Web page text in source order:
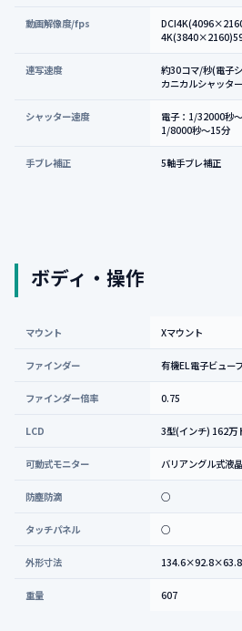
動画解像度/fps
連写速度
約30コマ/秒(電子
カニカルシャッタ
シャッター速度
電子：1/32000秒
1/8000秒～15分
手ブレ補正 5軸手ブレ補正
ボディ・操作
マウント Xマウント
ファインダー 有機EL電子ビュー
ファインダー倍率 0.75
LCD 3型(インチ) 162万
可動式モニター バリアングル式液晶
防塵防滴 ○
タッチパネル ○
外形寸法 134.6×92.8×63.8
重量 607